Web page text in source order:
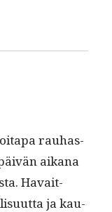
rauhas­
aikana
Havait­
ja kau­